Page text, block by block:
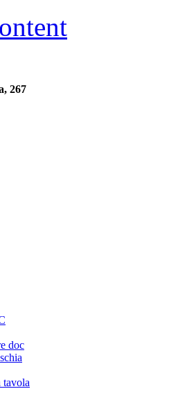
267
doc
tavola